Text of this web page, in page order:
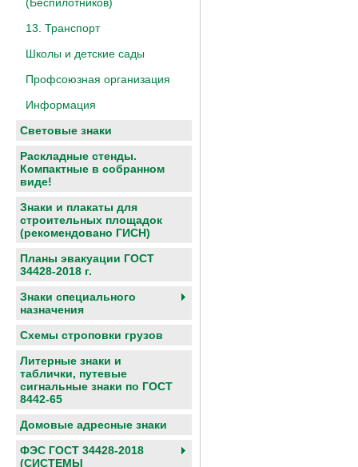
13. Транспорт
Школы и детские сады
Профсоюзная организация
Информация
Световые знаки
Раскладные стенды.
Компактные в собранном
виде!
Знаки и плакаты для
строительных площадок
(рекомендовано ГИСН)
Планы эвакуации ГОСТ
34428-2018 г.
Знаки специального
назначения
Схемы строповки грузов
Литерные знаки и
таблички, путевые
сигнальные знаки по ГОСТ
8442-65
Домовые адресные знаки
ФЭС ГОСТ 34428-2018
(СИСТЕМЫ